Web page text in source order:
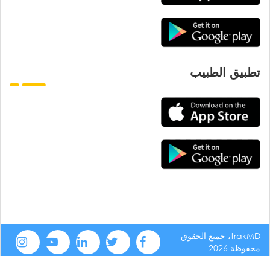
تطبيق الطبيب
trakMD، جميع الحقوق
محفوظة 2026